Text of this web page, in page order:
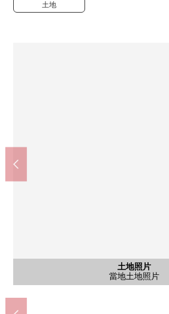
土地
土地照片
當地土地照片
土地照片
當地土地照片
土地照片
當地土地照片
含有前面道路的外觀
含有前面道路的外觀
千鳥小學(約550m)
名南中學校(約500m)
千鳥公園(約100m)